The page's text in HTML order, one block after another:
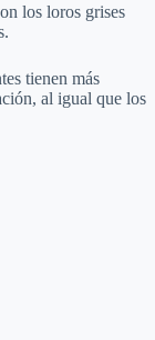
los loros grises
tienen más
al igual que los